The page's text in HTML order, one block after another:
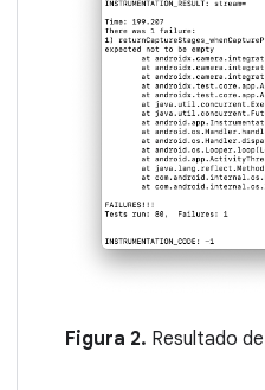
Figura 2. Resultado